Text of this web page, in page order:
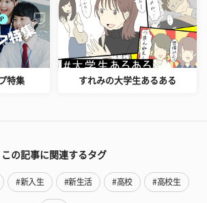
特集 すれみの大学生あるある
この記事に関連するタグ
#新入生 #新生活 #高校 #高校生